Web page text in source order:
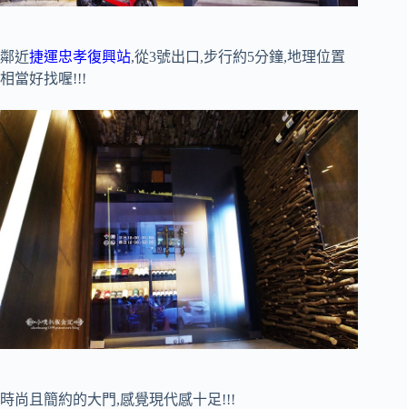
鄰近捷運忠孝復興站,從3號出口,步行約5分鐘,地理位置
相當好找喔!!!
時尚且簡約的大門,感覺現代感十足!!!